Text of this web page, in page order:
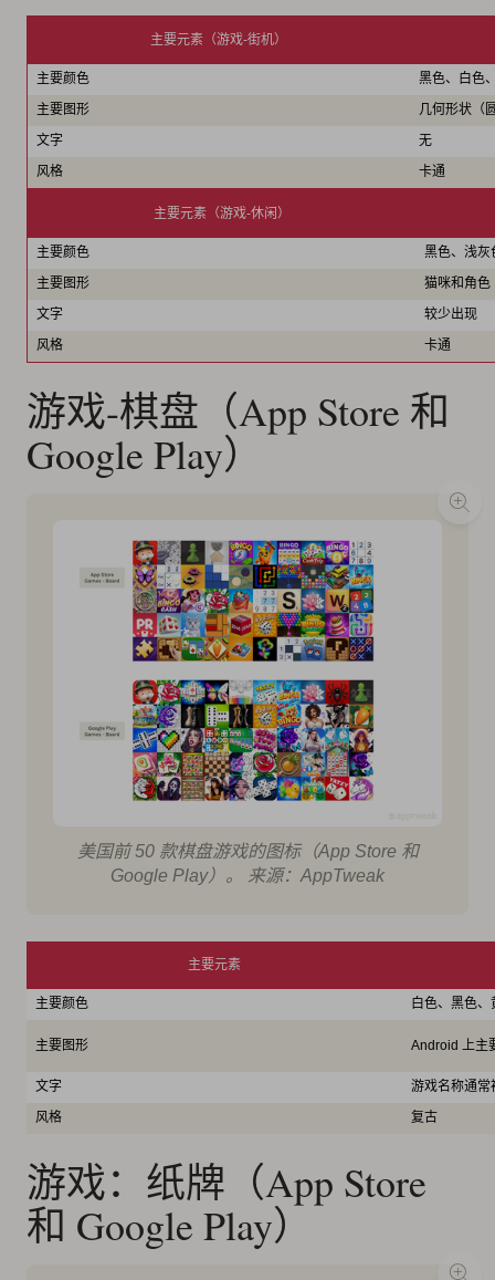
主要元素（游戏-街机）
主要颜色
黑色、白色
主要图形
几何形状（
文字
无
风格
卡通
主要元素（游戏-休闲）
主要颜色
黑色、浅灰
主要图形
猫咪和角色
文字
较少出现
风格
卡通
游戏-棋盘（App Store 和
Google Play）
美国前 50 款棋盘游戏的图标（App Store 和
Google Play）。 来源：AppTweak
主要元素
主要颜色 白色、黑色
主要图形 Android 上主
文字
游戏名称通常
风格
复古
游戏：纸牌（App Store
和 Google Play）